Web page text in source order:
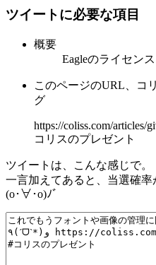
ツイートに必要な項目
概要
Eagleのライセン
このページのURL、コ
グ
https://coliss.com/articles/
コリスのプレゼント
ツイートは、こんな感じで。
一言加えてあると、当選確
(o･∀･o)ﾉﾞ